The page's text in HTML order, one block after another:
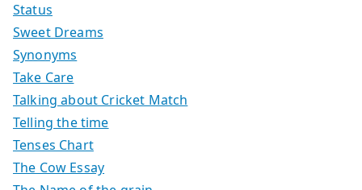
Status
Sweet Dreams
Synonyms
Take Care
Talking about Cricket Match
Telling the time
Tenses Chart
The Cow Essay